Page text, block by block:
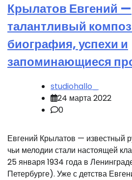
Крылатов Евгений —
талантливый
биография, успехи и
запоминающиеся
studiohallo_
24 марта 2022
0
Евгений Крылатов — известный
чьи мелодии стали настоящей
25 января 1934 года в
Петербурге). Уже с детства